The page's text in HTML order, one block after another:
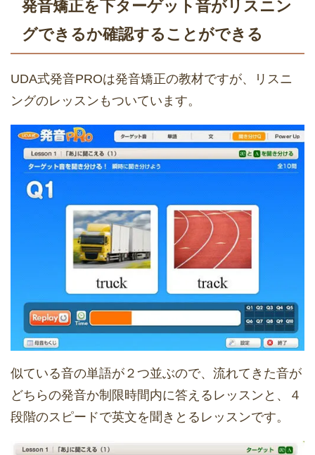
発音矯正を下ターゲット音がリスニン
グできるか確認することができる
UDA式発音PROは発音矯正の教材ですが、リスニ
ングのレッスンもついています。
似ている音の単語が２つ並ぶので、流れてきた音が
どちらの発音か制限時間内に答えるレッスンと、４
段階のスピードで英文を聞きとるレッスンです。